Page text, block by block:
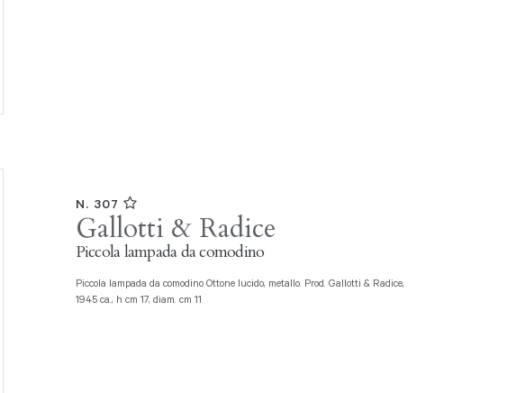
N. 307
Gallotti & Radice
Piccola lampada da comodino
Piccola lampada da comodino Ottone lucido, metallo. Prod. Gallotti & Radice,
1945 ca., h cm 17, diam. cm 11